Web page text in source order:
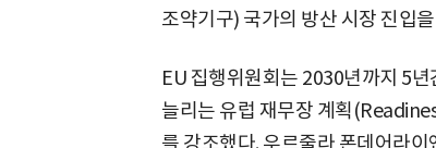
조약기구) 국가의 방산 시장 진입
EU 집행위원회는 2030년까지 5
늘리는 유럽 재무장 계획
를 강조했다. 우르줄라 폰데어라